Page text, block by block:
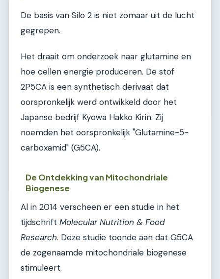
De basis van Silo 2 is niet zomaar uit de lucht
gegrepen.
Het draait om onderzoek naar glutamine en
hoe cellen energie produceren. De stof
2P5CA is een synthetisch derivaat dat
oorspronkelijk werd ontwikkeld door het
Japanse bedrijf Kyowa Hakko Kirin. Zij
noemden het oorspronkelijk "Glutamine-5-
carboxamid" (G5CA).
De Ontdekking van Mitochondriale
Biogenese
Al in 2014 verscheen er een studie in het
tijdschrift Molecular Nutrition & Food
Research. Deze studie toonde aan dat G5CA
de zogenaamde mitochondriale biogenese
stimuleert.